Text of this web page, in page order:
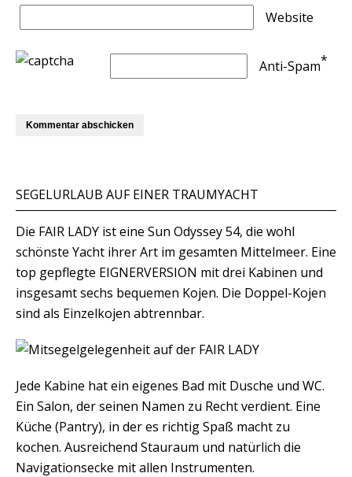
Website
Anti-Spam*
SEGELURLAUB AUF EINER TRAUMYACHT
Die FAIR LADY ist eine Sun Odyssey 54, die wohl
schönste Yacht ihrer Art im gesamten Mittelmeer. Eine
top gepflegte EIGNERVERSION mit drei Kabinen und
insgesamt sechs bequemen Kojen. Die Doppel-Kojen
sind als Einzelkojen abtrennbar.
Jede Kabine hat ein eigenes Bad mit Dusche und WC.
Ein Salon, der seinen Namen zu Recht verdient. Eine
Küche (Pantry), in der es richtig Spaß macht zu
kochen. Ausreichend Stauraum und natürlich die
Navigationsecke mit allen Instrumenten.